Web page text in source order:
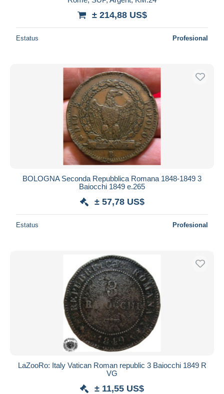
± 214,88 US$
Estatus Profesional
BOLOGNA Seconda Repubblica Romana 1848-1849 3
Baiocchi 1849 e.265
± 57,78 US$
Estatus Profesional
LaZooRo: Italy Vatican Roman republic 3 Baiocchi 1849 R
VG
± 11,55 US$